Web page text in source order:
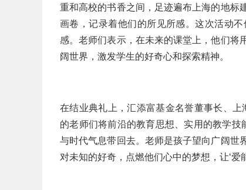
重和高校的书香之间，足迹遍布上海的地标
画卷，记录着他们的所见所感。这次活动
感。老师们表示，在未来的课堂上，他们将
阔世界，激发学生的好奇心和探索精神。
在结业典礼上，汇添富基金名誉董事长、上
的老师们将前沿的教育思想、实用的教学技
与时代气息带回去。老师是孩子望向广阔世
对未知的好奇，点燃他们心中的梦想，让‘爱